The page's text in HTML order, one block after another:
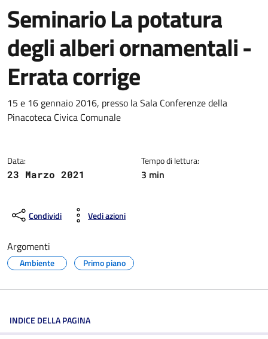
Seminario La potatura
degli alberi ornamentali -
Errata corrige
Dettagli della notizia
15 e 16 gennaio 2016, presso la Sala Conferenze della
Pinacoteca Civica Comunale
Data:
23 Marzo 2021
Tempo di lettura:
3 min
Condividi Vedi azioni
Argomenti
Ambiente Primo piano
INDICE DELLA PAGINA